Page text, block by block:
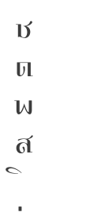
ช
ด
พ
ส